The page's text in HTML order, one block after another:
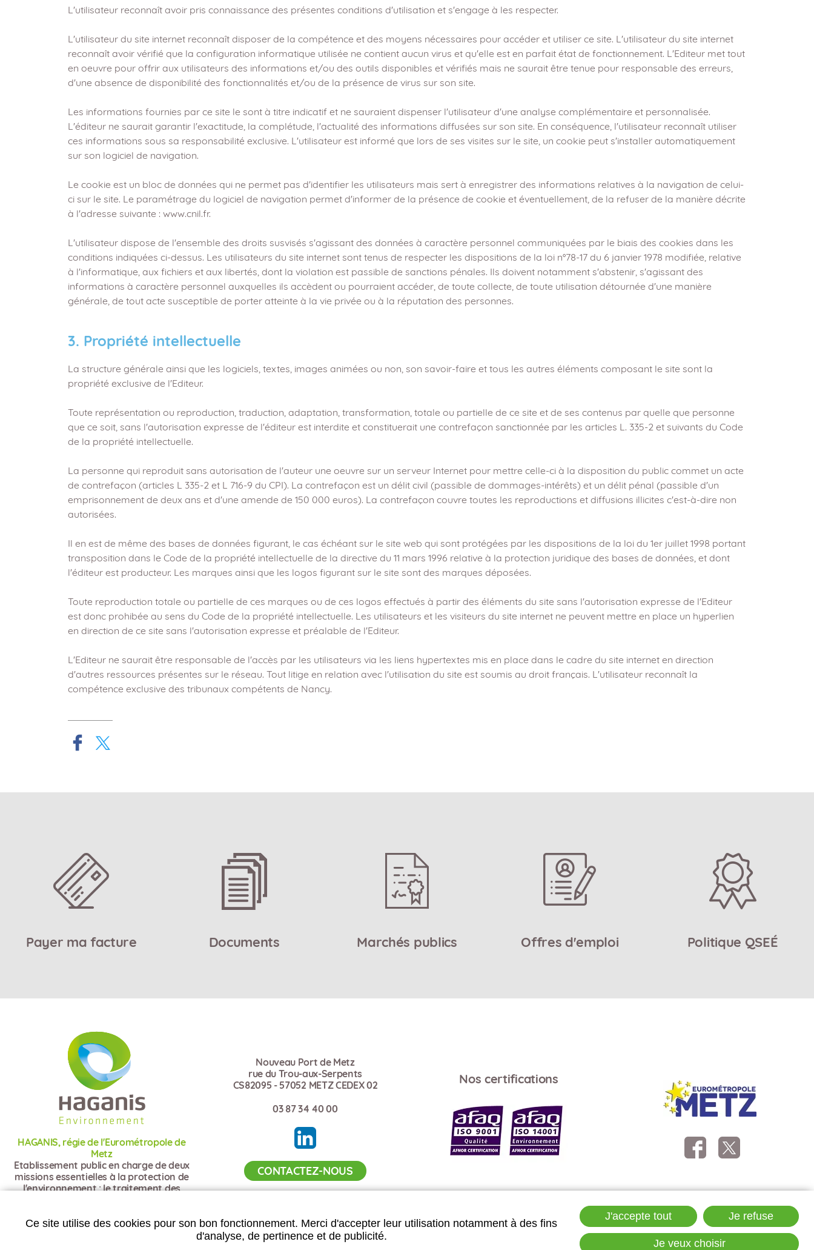
Ce site utilise des cookies pour son bon fonctionnement. Merci d'accepter leur utilisation notamment à des fins
d'analyse, de pertinence et de publicité.
J'accepte tout Je refuse
Je veux choisir
L'utilisateur reconnaît avoir pris connaissance des présentes conditions d'utilisation et s'engage à les respecter.
L'utilisateur du site internet reconnaît disposer de la compétence et des moyens nécessaires pour accéder et utiliser ce site. L'utilisateur du site internet
reconnaît avoir vérifié que la configuration informatique utilisée ne contient aucun virus et qu'elle est en parfait état de fonctionnement. L'Editeur met tout
en oeuvre pour offrir aux utilisateurs des informations et/ou des outils disponibles et vérifiés mais ne saurait être tenue pour responsable des erreurs,
d'une absence de disponibilité des fonctionnalités et/ou de la présence de virus sur son site.
Les informations fournies par ce site le sont à titre indicatif et ne sauraient dispenser l'utilisateur d'une analyse complémentaire et personnalisée.
L'éditeur ne saurait garantir l'exactitude, la complétude, l'actualité des informations diffusées sur son site. En conséquence, l'utilisateur reconnaît utiliser
ces informations sous sa responsabilité exclusive. L'utilisateur est informé que lors de ses visites sur le site, un cookie peut s'installer automatiquement
sur son logiciel de navigation.
Le cookie est un bloc de données qui ne permet pas d'identifier les utilisateurs mais sert à enregistrer des informations relatives à la navigation de celui-
ci sur le site. Le paramétrage du logiciel de navigation permet d'informer de la présence de cookie et éventuellement, de la refuser de la manière décrite
à l'adresse suivante : www.cnil.fr.
L'utilisateur dispose de l'ensemble des droits susvisés s'agissant des données à caractère personnel communiquées par le biais des cookies dans les
conditions indiquées ci-dessus. Les utilisateurs du site internet sont tenus de respecter les dispositions de la loi n°78-17 du 6 janvier 1978 modifiée, relative
à l'informatique, aux fichiers et aux libertés, dont la violation est passible de sanctions pénales. Ils doivent notamment s'abstenir, s'agissant des
informations à caractère personnel auxquelles ils accèdent ou pourraient accéder, de toute collecte, de toute utilisation détournée d'une manière
générale, de tout acte susceptible de porter atteinte à la vie privée ou à la réputation des personnes.
3. Propriété intellectuelle
La structure générale ainsi que les logiciels, textes, images animées ou non, son savoir-faire et tous les autres éléments composant le site sont la
propriété exclusive de l'Editeur.
Toute représentation ou reproduction, traduction, adaptation, transformation, totale ou partielle de ce site et de ses contenus par quelle que personne
que ce soit, sans l'autorisation expresse de l'éditeur est interdite et constituerait une contrefaçon sanctionnée par les articles L. 335-2 et suivants du Code
de la propriété intellectuelle.
La personne qui reproduit sans autorisation de l'auteur une oeuvre sur un serveur Internet pour mettre celle-ci à la disposition du public commet un acte
de contrefaçon (articles L 335-2 et L 716-9 du CPI). La contrefaçon est un délit civil (passible de dommages-intérêts) et un délit pénal (passible d'un
emprisonnement de deux ans et d'une amende de 150 000 euros). La contrefaçon couvre toutes les reproductions et diffusions illicites c'est-à-dire non
autorisées.
Il en est de même des bases de données figurant, le cas échéant sur le site web qui sont protégées par les dispositions de la loi du 1er juillet 1998 portant
transposition dans le Code de la propriété intellectuelle de la directive du 11 mars 1996 relative à la protection juridique des bases de données, et dont
l'éditeur est producteur. Les marques ainsi que les logos figurant sur le site sont des marques déposées.
Toute reproduction totale ou partielle de ces marques ou de ces logos effectués à partir des éléments du site sans l'autorisation expresse de l'Editeur
est donc prohibée au sens du Code de la propriété intellectuelle. Les utilisateurs et les visiteurs du site internet ne peuvent mettre en place un hyperlien
en direction de ce site sans l'autorisation expresse et préalable de l'Editeur.
L'Editeur ne saurait être responsable de l'accès par les utilisateurs via les liens hypertextes mis en place dans le cadre du site internet en direction
d'autres ressources présentes sur le réseau. Tout litige en relation avec l'utilisation du site est soumis au droit français. L'utilisateur reconnaît la
compétence exclusive des tribunaux compétents de Nancy.
Payer ma facture Documents Marchés publics Offres d'emploi Politique QSEÉ
HAGANIS, régie de l'Eurométropole de
Metz
Etablissement public en charge de deux
missions essentielles à la protection de
l'environnement : le traitement des
Nouveau Port de Metz
rue du Trou-aux-Serpents
CS82095 - 57052 METZ CEDEX 02
03 87 34 40 00
CONTACTEZ-NOUS
Nos certifications
Plan du site Données personnelles